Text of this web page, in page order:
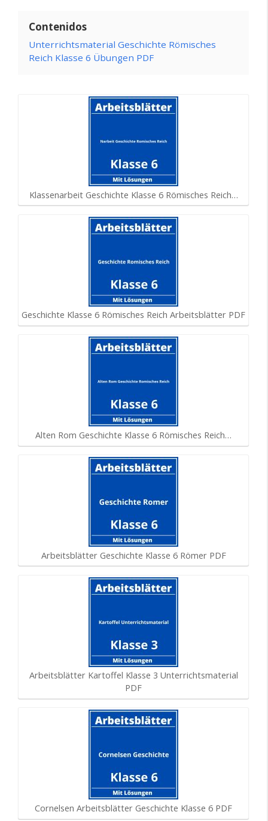
Contenidos
Unterrichtsmaterial Geschichte Römisches
Reich Klasse 6 Übungen PDF
Klassenarbeit Geschichte Klasse 6 Römisches Reich…
Geschichte Klasse 6 Römisches Reich Arbeitsblätter PDF
Alten Rom Geschichte Klasse 6 Römisches Reich…
Arbeitsblätter Geschichte Klasse 6 Römer PDF
Arbeitsblätter Kartoffel Klasse 3 Unterrichtsmaterial
PDF
Cornelsen Arbeitsblätter Geschichte Klasse 6 PDF